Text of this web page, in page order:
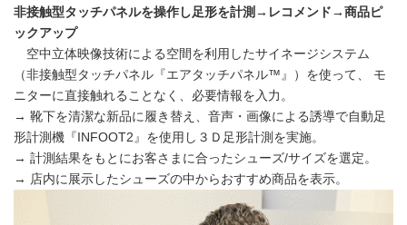
非接触型タッチパネルを操作し足形を計測→レコメンド→ 商品ピ
ックアップ
空中立体映像技術による空間を利用したサイネージシステム
（非接触型タッチパネル『エアタッチパネル™』）を使って、 モ
ニターに直接触れることなく、必要情報を入力。
→ 靴下を清潔な新品に履き替え、音声・画像による誘導で自動足
形計測機『INFOOT2』を使用し３Ｄ足形計測を実施。
→ 計測結果をもとにお客さまに合ったシューズ/サイズを選定。
→ 店内に展示したシューズの中からおすすめ商品を表示。